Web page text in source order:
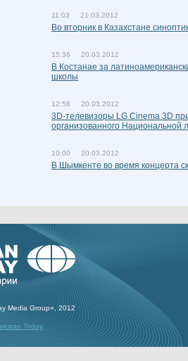
11:03 21.03.2012
Во вторник в Казахстане
15:36 20.03.2012
В Костанае за
школы
12:58 20.03.2012
3D-телевизоры LG Cinema 3D
организованного Национальной
10:00 20.03.2012
В Шымкенте во время концерта
Media Group», 2012
Today